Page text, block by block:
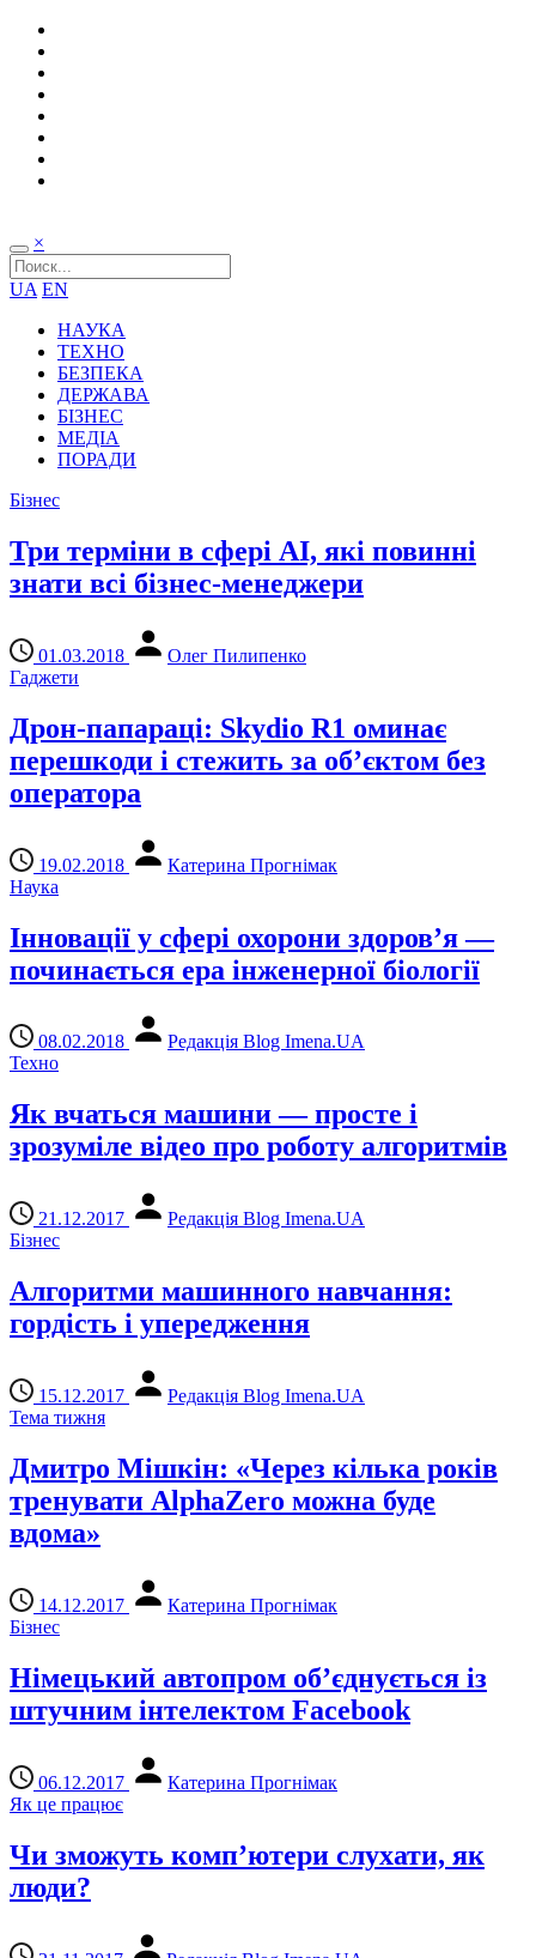
×
UA EN
НАУКА
ТЕХНО
БЕЗПЕКА
ДЕРЖАВА
БІЗНЕС
МЕДІА
ПОРАДИ
Бізнес
Три терміни в сфері AI, які повинні
знати всі бізнес-менеджери
01.03.2018
Олег Пилипенко
Гаджети
Дрон-папараці: Skydio R1 оминає
перешкоди і стежить за об’єктом без
оператора
19.02.2018
Катерина Прогнімак
Наука
Інновації у сфері охорони здоров’я —
починається ера інженерної біології
08.02.2018
Редакція Blog Imena.UA
Техно
Як вчаться машини — просте і
зрозуміле відео про роботу алгоритмів
21.12.2017
Редакція Blog Imena.UA
Бізнес
Алгоритми машинного навчання:
гордість і упередження
15.12.2017
Редакція Blog Imena.UA
Тема тижня
Дмитро Мішкін: «Через кілька років
тренувати AlphaZero можна буде
вдома»
14.12.2017
Катерина Прогнімак
Бізнес
Німецький автопром об’єднується із
штучним інтелектом Facebook
06.12.2017
Катерина Прогнімак
Як це працює
Чи зможуть комп’ютери слухати, як
люди?